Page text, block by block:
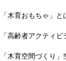
「木育おもちゃ」と
「高齢者アクティ
「木育空間づくり